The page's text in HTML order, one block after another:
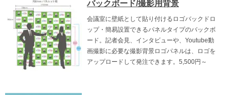
バックボード/撮影用背景
会議室に壁紙として貼り付けるロゴバックドロ
ップ・簡易設置できるパネルタイプのバックボ
ード。記者会見、インタビューや、Youtube動
画撮影に必要な撮影背景ロゴパネルは、ロゴを
アップロードして発注できます。5,500円～